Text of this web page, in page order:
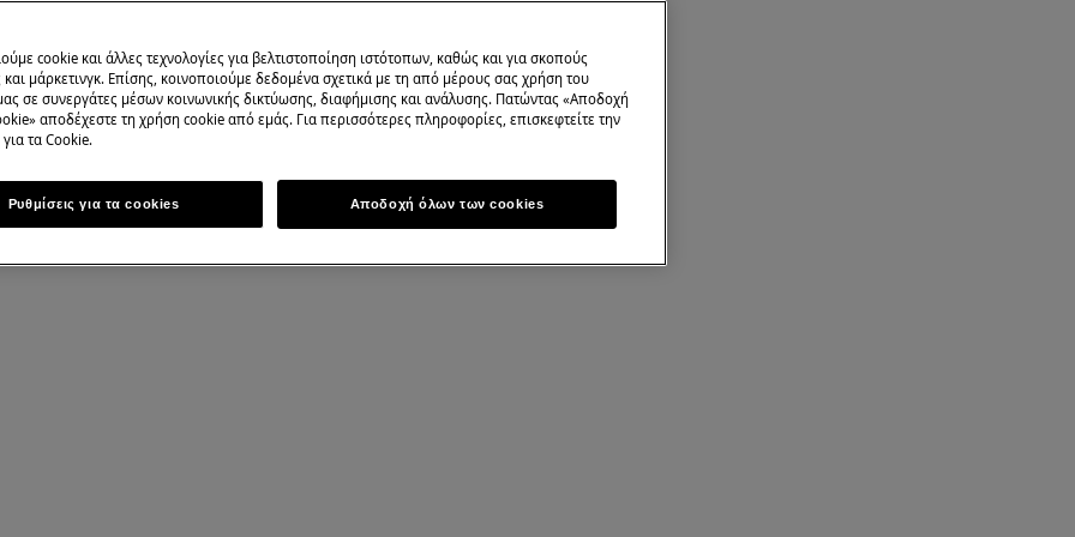
τη συσκευή και
cookie και άλλες τεχνολογίες για βελτιστοποίηση ιστότοπων, καθώς και για σκοπούς
μάρκετινγκ. Επίσης, κοινοποιούμε δεδομένα σχετικά με τη από μέρους σας χρήση του
σε συνεργάτες μέσων κοινωνικής δικτύωσης, διαφήμισης και ανάλυσης. Πατώντας «Αποδοχή
αποδέχεστε τη χρήση cookie από εμάς. Για περισσότερες πληροφορίες, επισκεφτείτε την
τα Cookie.
Ρυθμίσεις για τα cookies Αποδοχή όλων των cookies